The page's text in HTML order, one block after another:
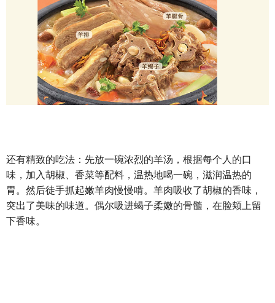
还有精致的吃法：先放一碗浓烈的羊汤，根据每个人的口
味，加入胡椒、香菜等配料，温热地喝一碗，滋润温热的
胃。然后徒手抓起嫩羊肉慢慢啃。羊肉吸收了胡椒的香味，
突出了美味的味道。偶尔吸进蝎子柔嫩的骨髓，在脸颊上留
下香味。